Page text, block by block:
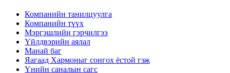
Компанийн танилцуулга
Компанийн түүх
Мэргэшлийн гэрчилгээ
Үйлдвэрийн аялал
Манай баг
Яагаад Хармоныг сонгох ёстой гэж
Үнийн саналын сагс